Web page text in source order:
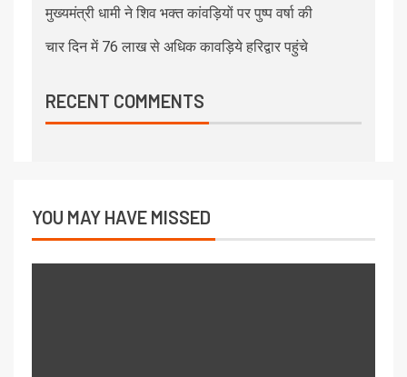
मुख्यमंत्री धामी ने शिव भक्त कांवड़ियों पर पुष्प वर्षा की
चार दिन में 76 लाख से अधिक कावड़िये हरिद्वार पहुंचे
RECENT COMMENTS
YOU MAY HAVE MISSED